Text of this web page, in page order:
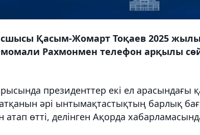
Қасым-Жомарт Тоқаев 2025 жылы
Рахмонмен телефон арқылы
президенттер екі ел
әрі ынтымақтастықтың барлық
өтті, делінген Ақорда